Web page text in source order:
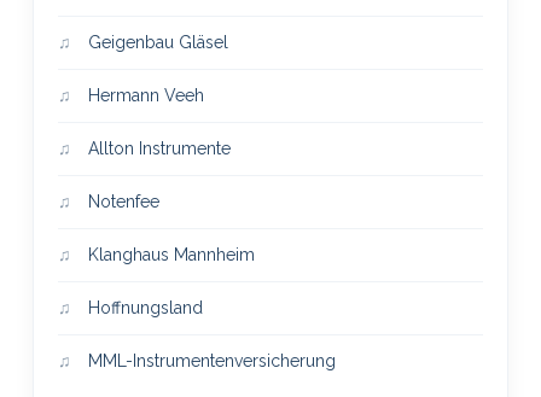
Geigenbau Gläsel
Hermann Veeh
Allton Instrumente
Notenfee
Klanghaus Mannheim
Hoffnungsland
MML-Instrumentenversicherung